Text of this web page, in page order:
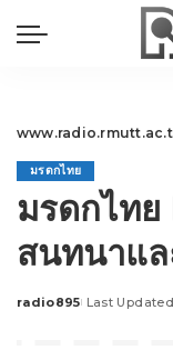
มรดกไทย
มรดกไทย
สนทนาแ
Posted
radio895 Last